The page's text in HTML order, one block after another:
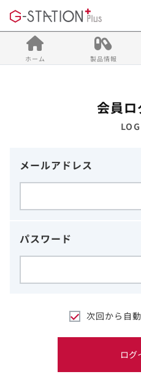
ホーム 製品情報
会員ロ
メールアドレス
パスワード
次回から自
ログ